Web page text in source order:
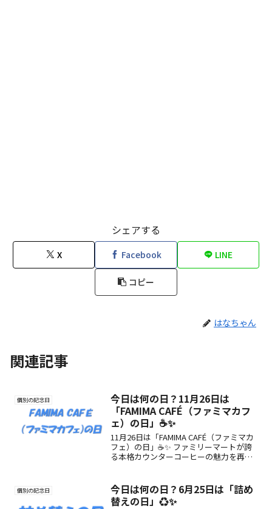
シェアする
X Facebook LINE
コピー
はなちゃん
関連記事
個別の記念日
今日は何の日？11月26日は
「FAMIMA CAFÉ（ファミマカフ
ェ）の日」☕✨
11月26日は「FAMIMA CAFÉ（ファミマカ
フェ）の日」☕✨ ファミリーマートが誇
る本格カウンターコーヒーの魅力を再発
個別の記念日
今日は何の日？6月25日は「詰め
替えの日」♻️✨